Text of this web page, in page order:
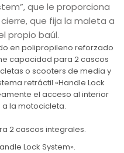
que le proporciona
que fija la maleta a
propio baúl.
en polipropileno reforzado
capacidad para 2 cascos
o scooters de media y
retráctil «Handle Lock
el acceso al interior
la motocicleta.
2 cascos integrales.
Lock System».